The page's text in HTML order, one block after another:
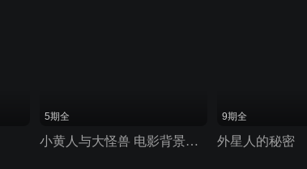
5期全
小黄人与大怪兽 电影背景解读
9期全
外星人的秘密